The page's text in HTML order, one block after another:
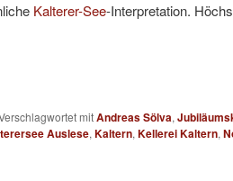
Kalterer-See-Interpretation.
mitAndreas Sölva,
Auslese, Kaltern, Kellerei Kaltern,